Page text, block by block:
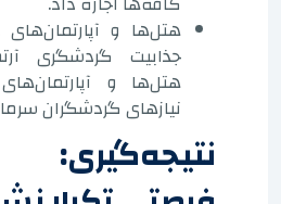
هتل‌ها و
جذابیت گردشگری
هتل‌ها و
نیازهای گردشگران